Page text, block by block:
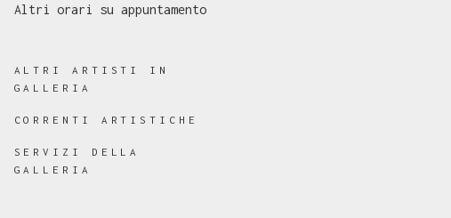
Altri orari su appuntamento
ALTRI ARTISTI IN
GALLERIA
CORRENTI ARTISTICHE
SERVIZI DELLA
GALLERIA